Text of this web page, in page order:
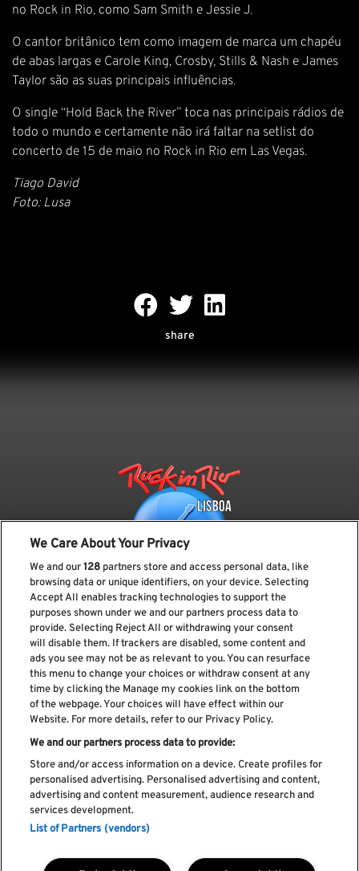
no Rock in Rio, como Sam Smith e Jessie J.
O cantor britânico tem como imagem de marca um chapéu
de abas largas e Carole King, Crosby, Stills & Nash e James
Taylor são as suas principais influências.
O single “Hold Back the River” toca nas principais rádios de
todo o mundo e certamente não irá faltar na setlist do
concerto de 15 de maio no Rock in Rio em Las Vegas.
Tiago David
Foto: Lusa
share
Subscreve a nossa newsletter
Li e aceito os Política de privacidade
Livro de Reclamações
Livro de Elogios
Política de cookies
We Care About Your Privacy
We and our128 partners store and access personal data, like
browsing data or unique identifiers, on your device. Selecting
Accept All enables tracking technologies to support the
purposes shown under we and our partners process data to
provide. Selecting Reject All or withdrawing your consent
will disable them. If trackers are disabled, some content and
ads you see may not be as relevant to you. You can resurface
this menu to change your choices or withdraw consent at any
time by clicking the Manage my cookies link on the bottom
of the webpage. Your choices will have effect within our
Website. For more details, refer to our Privacy Policy.
We and our partners process data to provide:
Store and/or access information on a device. Create profiles for
personalised advertising. Personalised advertising and content,
advertising and content measurement, audience research and
services development.
List of Partners (vendors)